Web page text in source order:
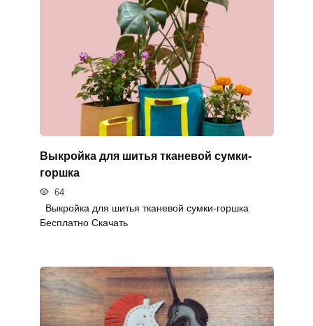
Выкройка для шитья тканевой сумки-
горшка
64
Выкройка для шитья тканевой сумки-горшка
Бесплатно Скачать